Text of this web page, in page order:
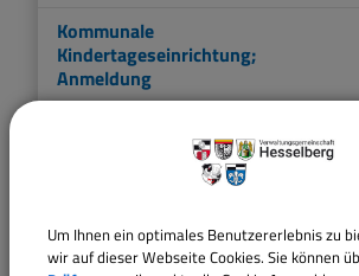
Kommunale
Kindertageseinrichtung;
Anmeldung
Kindertageseinrichtung;
Benutzungsgebühren /
Herr
Kommunale öffentliche
Um Ihnen ein optimales Benutzererlebnis zu
wir auf dieser Webseite Cookies. Sie können